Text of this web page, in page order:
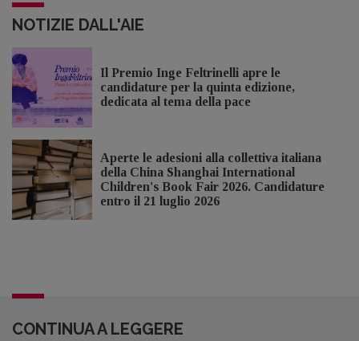
NOTIZIE DALL'AIE
Il Premio Inge Feltrinelli apre le
candidature per la quinta edizione,
dedicata al tema della pace
Aperte le adesioni alla collettiva italiana
della China Shanghai International
Children's Book Fair 2026. Candidature
entro il 21 luglio 2026
CONTINUA A LEGGERE